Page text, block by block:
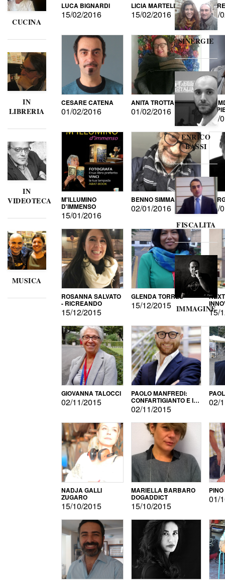
CUCINA
IN
LIBRERIA
IN
VIDEOTECA
MUSICA
LUCA BIGNARDI
15/02/2016
LICIA MARTELLI
15/02/2016 15/
CESARE CATENA
01/02/2016
ANITA TROTTA
01/02/2016 DI
15/
M'ILLUMINO
D'IMMENSO
15/01/2016
BENNO SIMMA
02/01/2016
ROSANNA SALVATO
- RICREANDO
15/12/2015
GLENDA TORRES
15/12/2015
15/
GIOVANNA TALOCCI
02/11/2015
PAOLO MANFREDI:
CONFARTIGIANTO E IL
SONDAGGIO
02/11/2015
02/
NADJA GALLI
ZUGARO
15/10/2015
MARIELLA BARBARO
DOGADDICT
15/10/2015
01/
SINERGIE
ENRICO
BASSI
FISCALITA
IMMAGINE